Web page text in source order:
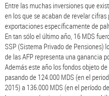
Entre las muchas inversiones que
en los que se acaban de revelar
exportaciones específicamente de
En tan sólo el último año, 16 MDS
SSP (Sistema Privado de Pensiones)
de las AFP representa una ganancia
Además este año los fondos objeto
pasando de 124.000 MDS (en el
2015) a 136.000 MDS (en el período